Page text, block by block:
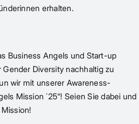
erhalten.
Business Angels und Start-up
Diversity nachhaltig zu
wir mit unserer Awareness-
Mission ´25“! Seien Sie dabei und